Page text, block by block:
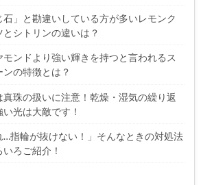
石」と勘違いしている方が多いレモンク
とシトリンの違いは？
モンドより強い輝きを持つと言われるス
ンの特徴とは？
真珠の扱いに注意！乾燥・湿気の繰り返
い光は大敵です！
…指輪が抜けない！」そんなときの対処法
いろご紹介！